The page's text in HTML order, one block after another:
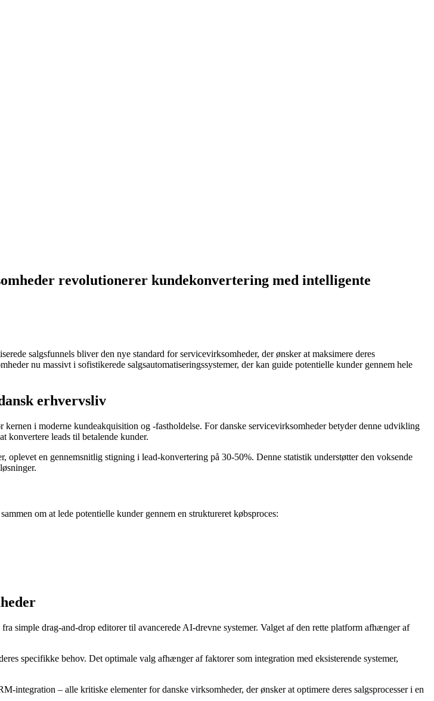
revolutionerer kundekonvertering med intelligente
salgsfunnels bliver den nye standard for servicevirksomheder, der ønsker at maksimere deres
nu massivt i sofistikerede salgsautomatiseringssystemer, der kan guide potentielle kunder gennem hele
erhvervsliv
i moderne kundeakquisition og -fastholdelse. For danske servicevirksomheder betyder denne udvikling
konvertere leads til betalende kunder.
oplevet en gennemsnitlig stigning i lead-konvertering på 30-50%. Denne statistik understøtter den voksende
om at lede potentielle kunder gennem en struktureret købsproces:
simple drag-and-drop editorer til avancerede AI-drevne systemer. Valget af den rette platform afhænger af
specifikke behov. Det optimale valg afhænger af faktorer som integration med eksisterende systemer,
– alle kritiske elementer for danske virksomheder, der ønsker at optimere deres salgsprocesser i en